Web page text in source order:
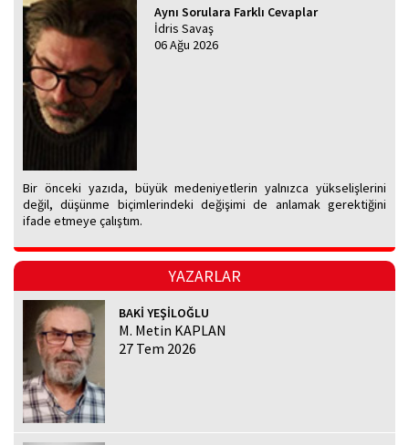
Aynı Sorulara Farklı Cevaplar
İdris Savaş
06 Ağu 2026
Bir önceki yazıda, büyük medeniyetlerin yalnızca yükselişlerini
değil, düşünme biçimlerindeki değişimi de anlamak gerektiğini
ifade etmeye çalıştım.
YAZARLAR
BAKİ YEŞİLOĞLU
M. Metin KAPLAN
27 Tem 2026